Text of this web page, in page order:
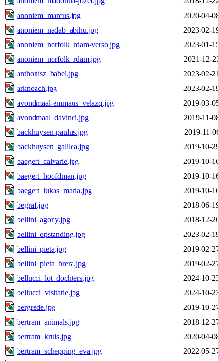
anoniem_marcus.jpg
2020-04-
anoniem_nadab_abihu.jpg
2023-02-
anoniem_norfolk_rdam-verso.jpg
2023-01-
anoniem_norfolk_rdam.jpg
2021-12-
anthonisz_babel.jpg
2023-02-
arknoach.jpg
2023-02-
avondmaal-emmaus_velazq.jpg
2019-03-
avondmaal_davinci.jpg
2019-11-
backhuysen-paulus.jpg
2019-11-
backhuysen_galilea.jpg
2019-10-
baegert_calvarie.jpg
2019-10-
baegert_hoofdman.jpg
2019-10-
baegert_lukas_maria.jpg
2019-10-
begraf.jpg
2018-06-
bellini_agony.jpg
2018-12-
bellini_opstanding.jpg
2023-02-
bellini_pieta.jpg
2019-02-
bellini_pieta_brera.jpg
2019-02-
bellucci_lot_dochters.jpg
2024-10-
bellucci_visitatie.jpg
2024-10-
bergrede.jpg
2019-10-
bertram_animals.jpg
2018-12-
bertram_kruis.jpg
2020-04-
bertram_schepping_eva.jpg
2022-05-